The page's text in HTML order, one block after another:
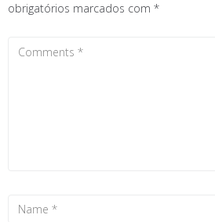
obrigatórios marcados com *